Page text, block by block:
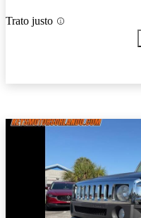
Trato justo